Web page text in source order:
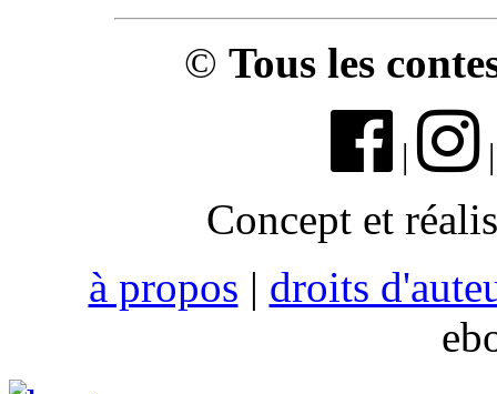
© Tous les
|
Concept et
à propos | droits